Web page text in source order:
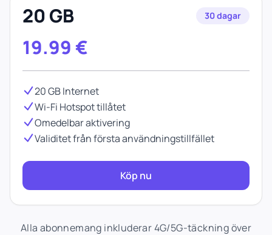
20 GB 30 dagar
19.99 €
20 GB Internet
Wi-Fi Hotspot tillåtet
Omedelbar aktivering
Validitet från första användningstillfället
Köp nu
Alla abonnemang inkluderar 4G/5G-täckning över